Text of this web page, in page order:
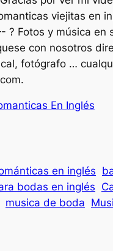
viejitas en
y música en
con nosotros
fotógrafo …
.
En Inglés
en inglés
bodas en inglés
musica de boda